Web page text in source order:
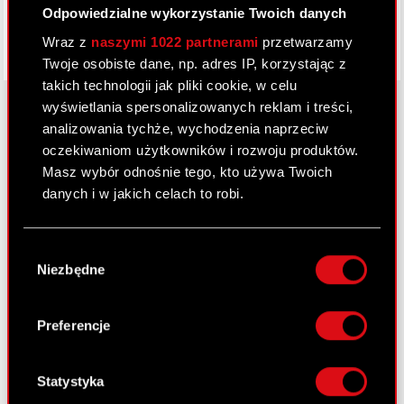
Odpowiedzialne wykorzystanie Twoich danych
Wraz z naszymi 1022 partnerami przetwarzamy
Twoje osobiste dane, np. adres IP, korzystając z
takich technologii jak pliki cookie, w celu
wyświetlania spersonalizowanych reklam i treści,
analizowania tychże, wychodzenia naprzeciw
oczekiwaniom użytkowników i rozwoju produktów.
Masz wybór odnośnie tego, kto używa Twoich
danych i w jakich celach to robi.
Gromadzić dane dotyczące Twojej
lokalizacji geograficznej z dokładnością nawet
Identyfikować Twoje urządzenie, aktywnie
analizując charakteryzującego je zbiory
palca)
zgody
Niezbędne
Preferencje
Statystyka
O CD PROJEKT
Grupa Kapitałowa
Nasz biznes
Inwestorzy
Media